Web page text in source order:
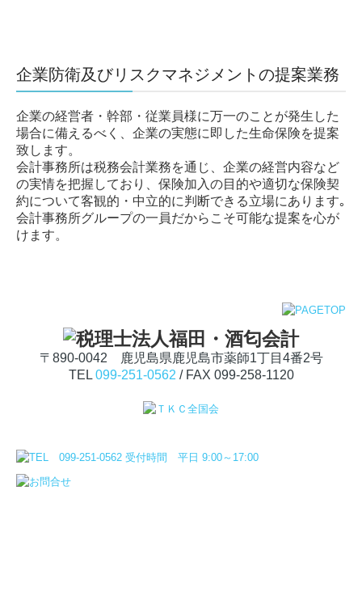
お問合せ
企業防衛及びリスクマネジメントの提案業務
企業の経営者・幹部・従業員様に万一のことが発生した
場合に備えるべく、企業の実態に即した生命保険を提案
致します。
会計事務所は税務会計業務を通じ、企業の経営内容など
の実情を把握しており、保険加入の目的や適切な保険契
約について客観的・中立的に判断できる立場にあります｡
会計事務所グループの一員だからこそ可能な提案を心が
けます。
〒890-0042
鹿児島県鹿児島市薬師1丁目4番2号
TEL 099-251-0562 / FAX 099-258-1120